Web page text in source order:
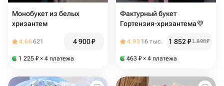
Монобукет из белых
хризантем
4.66621 4 900₽
1 225 ₽ × 4 платежа
Фактурный букет
Гортензия-хризантема💜
4.93 16 тыс. 1 852₽1 890₽
463 ₽ × 4 платежа